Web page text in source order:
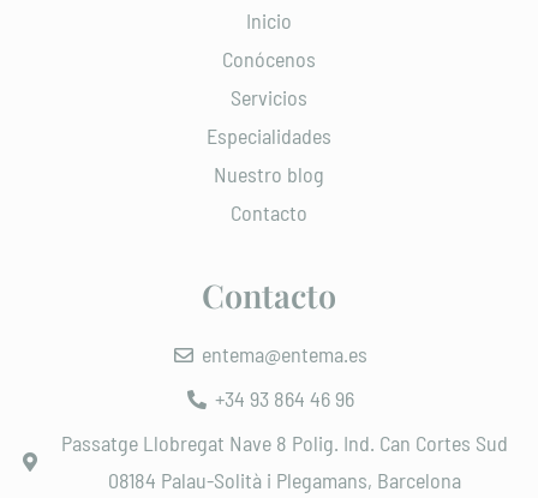
Inicio
Conócenos
Servicios
Especialidades
Nuestro blog
Contacto
Contacto
entema@entema.es
+34 93 864 46 96
Passatge Llobregat Nave 8 Polig. Ind. Can Cortes Sud
08184 Palau-Solità i Plegamans, Barcelona